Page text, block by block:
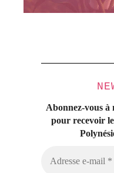
Abonnez-vous à
pour recevoir